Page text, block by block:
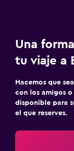
Una
tu viaje a
Hacemos que
con los amigos o
disponible para
el que reserves.